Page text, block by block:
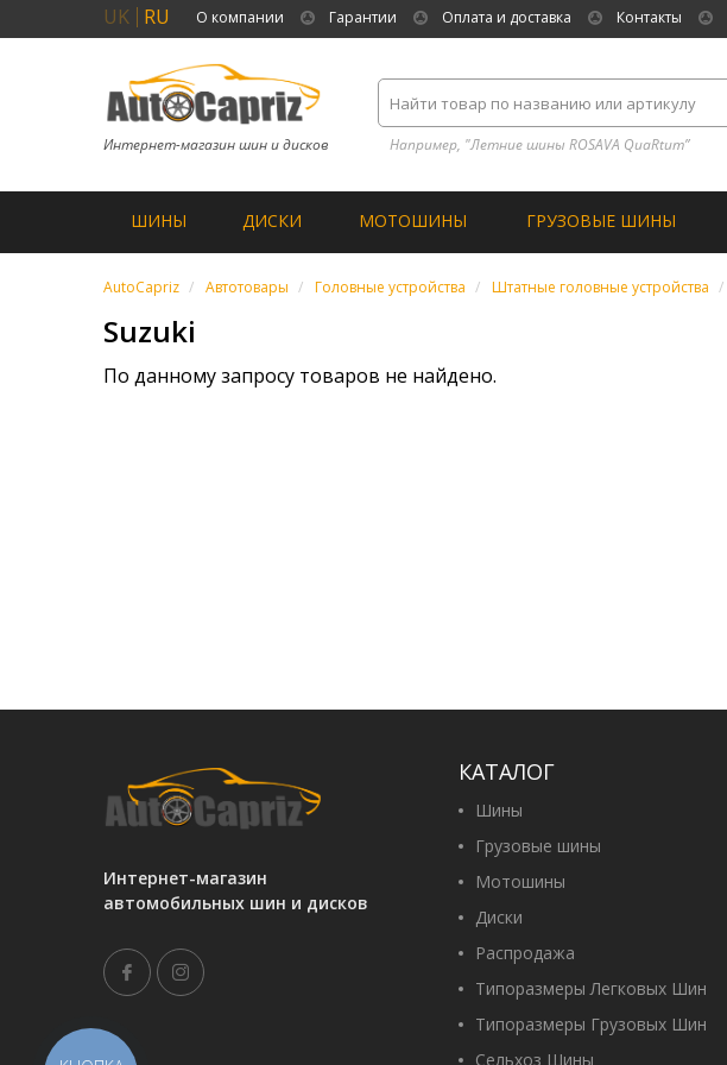
UK RU О компании Гарантии Оплата и доставка Контакты
Интернет-магазин шин и дисков Например, "Летние шины ROSAVA QuaRtum”
ШИНЫ ДИСКИ МОТОШИНЫ ГРУЗОВЫЕ ШИНЫ
AutoCapriz Автотовары Головные устройства Штатные головные устройства
Suzuki
По данному запросу товаров не найдено.
Интернет-магазин
автомобильных шин и дисков
КАТАЛОГ
Шины
Грузовые шины
Мотошины
Диски
Распродажа
Типоразмеры Легковых Шин
Типоразмеры Грузовых Шин
Сельхоз Шины